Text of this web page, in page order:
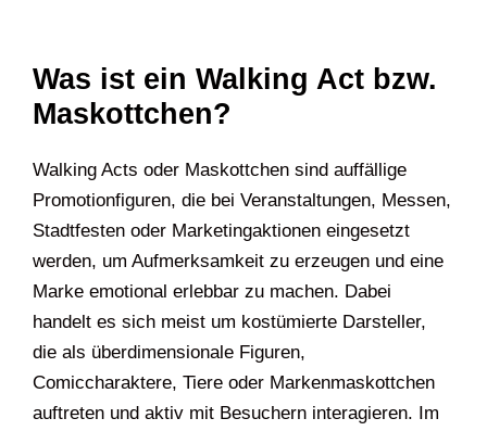
Was ist ein Walking Act bzw.
Maskottchen?
Walking Acts oder Maskottchen sind auffällige
Promotionfiguren, die bei Veranstaltungen, Messen,
Stadtfesten oder Marketingaktionen eingesetzt
werden, um Aufmerksamkeit zu erzeugen und eine
Marke emotional erlebbar zu machen. Dabei
handelt es sich meist um kostümierte Darsteller,
die als überdimensionale Figuren,
Comiccharaktere, Tiere oder Markenmaskottchen
auftreten und aktiv mit Besuchern interagieren. Im